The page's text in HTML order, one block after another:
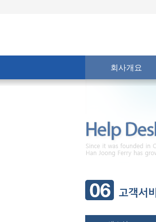
회사개요